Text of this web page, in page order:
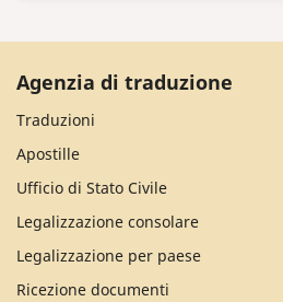
Agenzia di traduzione
Traduzioni
Apostille
Ufficio di Stato Civile
Legalizzazione consolare
Legalizzazione per paese
Ricezione documenti